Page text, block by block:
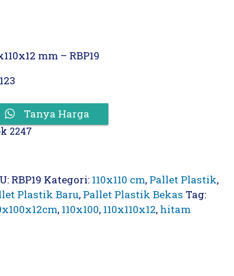
mm – RBP19
123
Tanya Harga
2247
RBP19 Kategori: 110x110 cm, Pallet Plastik,
Plastik Baru, Pallet Plastik Bekas Tag:
, 110x100, 110x110x12, hitam